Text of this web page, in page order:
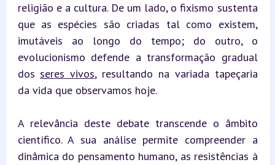
religião e a cultura. De um lado, o fixismo sustenta
que as espécies são criadas tal como existem,
imutáveis ao longo do tempo; do outro, o
evolucionismo defende a transformação gradual
dos seres vivos, resultando na variada tapeçaria
da vida que observamos hoje.
A relevância deste debate transcende o âmbito
científico. A sua análise permite compreender a
dinâmica do pensamento humano, as resistências à